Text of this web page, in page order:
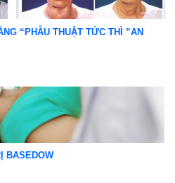
“PHẪU THUẬT TỨC THÌ ”AN
BASEDOW